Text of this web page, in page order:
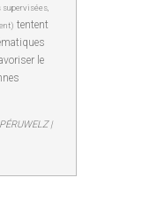
tentent
le
|